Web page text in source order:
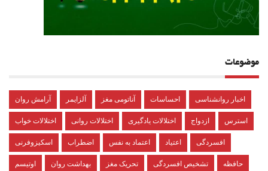
موضوعات
آرامش روان آلزایمر آناتومی مغز احساسات اخبار روانشناسی
اختلالات خواب اختلالات روانی اختلالات یادگیری ازدواج استرس
اسکیزوفرنی اضطراب اعتماد به نفس اعتیاد افسردگی
اوتیسم بهداشت روان تحریک مغز تشخیص افسردگی حافظه